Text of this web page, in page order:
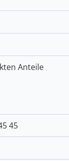
Anteile
45